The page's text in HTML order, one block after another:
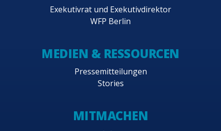
Exekutivrat und Exekutivdirektor
WFP Berlin
MEDIEN & RESSOURCEN
Pressemitteilungen
Stories
MITMACHEN